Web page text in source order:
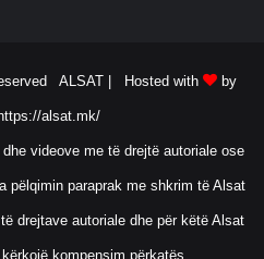
ALSAT | Hosted with by
https://alsat.mk/
videove me të drejtë autoriale ose
pëlqimin paraprak me shkrim të Alsat
drejtave autoriale dhe për këtë Alsat
kompensim përkatës